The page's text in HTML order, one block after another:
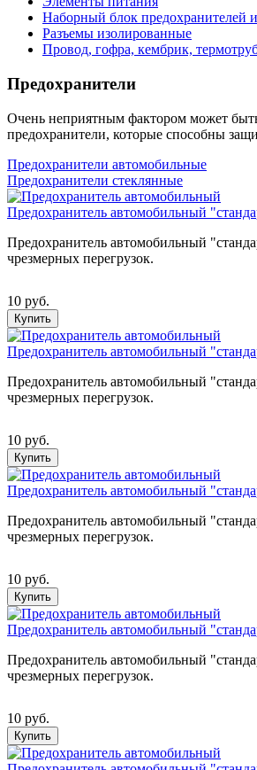
Наборный блок предохранителей
Разъемы изолированные
Провод, гофра, кембрик,
Предохранители
Очень неприятным фактором может
предохранители, которые способны
Предохранители автомобильные
Предохранители стеклянные
Предохранитель автомобильный
Предохранитель автомобильный
чрезмерных перегрузок.
10 руб.
Купить
Предохранитель автомобильный
Предохранитель автомобильный
чрезмерных перегрузок.
10 руб.
Купить
Предохранитель автомобильный
Предохранитель автомобильный
чрезмерных перегрузок.
10 руб.
Купить
Предохранитель автомобильный
Предохранитель автомобильный
чрезмерных перегрузок.
10 руб.
Купить